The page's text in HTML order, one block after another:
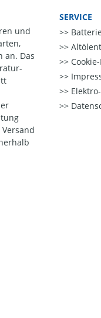
und
an. Das
SERVICE